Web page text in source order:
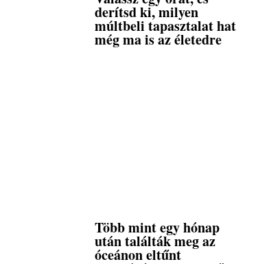
derítsd ki, milyen
múltbeli tapasztalat hat
még ma is az életedre
Több mint egy hónap
után találták meg az
óceánon eltűnt